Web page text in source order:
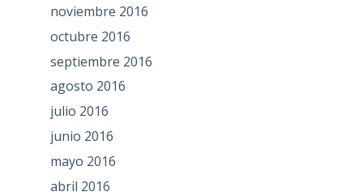
noviembre 2016
octubre 2016
septiembre 2016
agosto 2016
julio 2016
junio 2016
mayo 2016
abril 2016